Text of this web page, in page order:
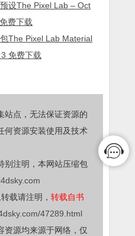
设The Pixel Lab – Oct
费下载
The Pixel Lab Material
免费下载
站点，无法保证资源的
何资源安装使用及技术
别注明，本网站压缩包
载请注明， 转载自书
47289.html
资源均来源于网络，仅